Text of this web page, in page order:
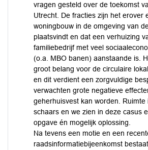
vragen gesteld over de toekomst
Utrecht. De fracties zijn het erover
woningbouw in de omgeving van
plaatsvindt en dat een verhuizing
familiebedrijf met veel
(o.a. MBO banen) aanstaande is.
groot belang voor de circulaire
en dit verdient een zorgvuldige
verwachten grote negatieve
geherhuisvest kan worden. Ruimte
schaars en we zien in deze casus
opgave én mogelijk oplossing.
Na tevens een motie en een
raadsinformatiebijeenkomst